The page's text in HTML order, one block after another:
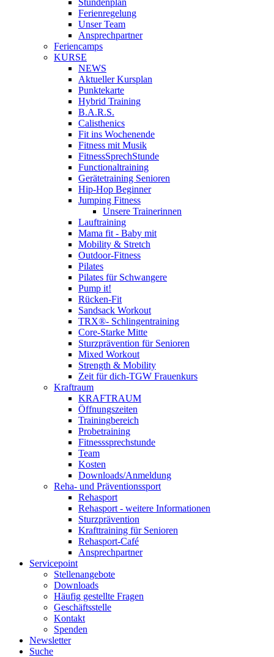
Stundenplan
Ferienregelung
Unser Team
Ansprechpartner
Feriencamps
KURSE
NEWS
Aktueller Kursplan
Punktekarte
Hybrid Training
B.A.R.S.
Calisthenics
Fit ins Wochenende
Fitness mit Musik
FitnessSprechStunde
Functionaltraining
Gerätetraining Senioren
Hip-Hop Beginner
Jumping Fitness
Unsere Trainerinnen
Lauftraining
Mama fit - Baby mit
Mobility & Stretch
Outdoor-Fitness
Pilates
Pilates für Schwangere
Pump it!
Rücken-Fit
Sandsack Workout
TRX®- Schlingentraining
Core-Starke Mitte
Sturzprävention für Senioren
Mixed Workout
Strength & Mobility
Zeit für dich-TGW Frauenkurs
Kraftraum
KRAFTRAUM
Öffnungszeiten
Trainingbereich
Probetraining
Fitnesssprechstunde
Team
Kosten
Downloads/Anmeldung
Reha- und Präventionssport
Rehasport
Rehasport - weitere Informationen
Sturzprävention
Krafttraining für Senioren
Rehasport-Café
Ansprechpartner
Servicepoint
Stellenangebote
Downloads
Häufig gestellte Fragen
Geschäftsstelle
Kontakt
Spenden
Newsletter
Suche